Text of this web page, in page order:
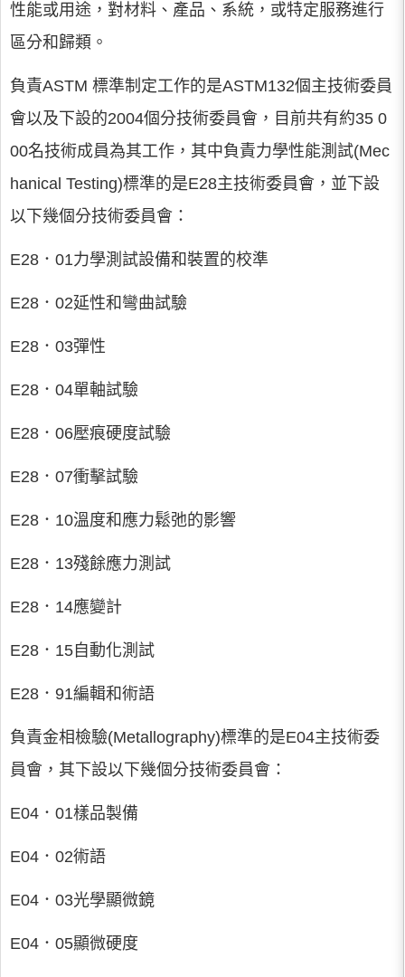
性能或用途，對材料、產品、系統，或特定服務進行
區分和歸類。
負責ASTM 標準制定工作的是ASTM132個主技術委員
會以及下設的2004個分技術委員會，目前共有約35 0
00名技術成員為其工作，其中負責力學性能測試(Mec
hanical Testing)標準的是E28主技術委員會，並下設
以下幾個分技術委員會：
E28．01力學測試設備和裝置的校準
E28．02延性和彎曲試驗
E28．03彈性
E28．04單軸試驗
E28．06壓痕硬度試驗
E28．07衝擊試驗
E28．10溫度和應力鬆弛的影響
E28．13殘餘應力測試
E28．14應變計
E28．15自動化測試
E28．91編輯和術語
負責金相檢驗(Metallography)標準的是E04主技術委
員會，其下設以下幾個分技術委員會：
E04．01樣品製備
E04．02術語
E04．03光學顯微鏡
E04．05顯微硬度